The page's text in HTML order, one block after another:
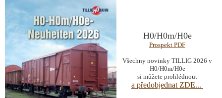
H0/H0m/H0e
Prospekt PDF
Všechny novinky TILLIG 2026 v
H0/H0m/H0e
si můžete prohlédnout
a předobjednat ZDE...